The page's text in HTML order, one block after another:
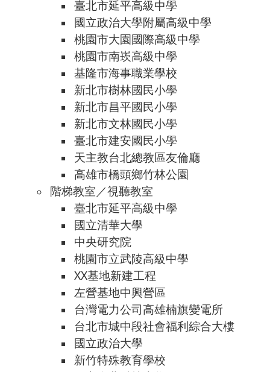
臺北市延平高級中學
國立政治大學附屬高級中學
桃園市大園國際高級中學
桃園市南崁高級中學
基隆市海事職業學校
新北市樹林國民小學
新北市昌平國民小學
新北市文林國民小學
臺北市建安國民小學
天主教台北總教區友倫廳
高雄市橋頭鄉竹林公園
階梯教室／視聽教室
臺北市延平高級中學
國立清華大學
中央研究院
桃園市立武陵高級中學
XX基地新建工程
左營基地中興營區
台灣電力公司高雄楠旗變電所
台北市城中段社會福利綜合大樓
國立政治大學
新竹特殊教育學校